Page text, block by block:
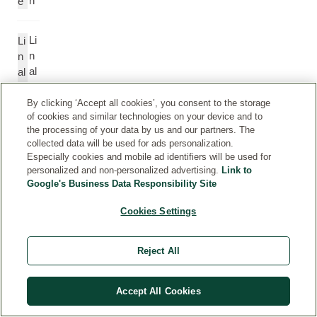
Li
n
al
o
Li
n
al
o
ol
G
er
a
ni
u
ar
By clicking ‘Accept all cookies’, you consent to the storage
of cookies and similar technologies on your device and to
the processing of your data by us and our partners. The
collected data will be used for ads personalization.
Especially cookies and mobile ad identifiers will be used for
personalized and non-personalized advertising. Link to
Google's Business Data Responsibility Site
Cookies Settings
Reject All
Accept All Cookies